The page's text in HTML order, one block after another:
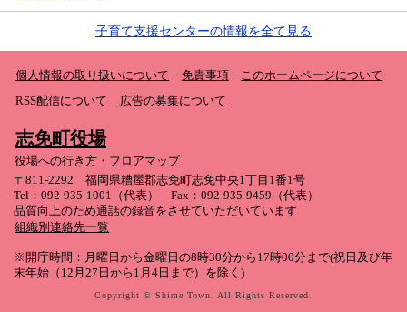
子育て支援センターの情報を全て見る
個人情報の取り扱いについて 免責事項
このホームページについて
RSS配信について
広告の募集について
志免町役場
役場への行き方・フロアマップ
〒811-2292 福岡県糟屋郡志免町志免中央1丁目1番1号
Tel：092-935-1001（代表） Fax：092-935-9459（代表）
品質向上のため通話の録音をさせていただいています
組織別連絡先一覧
※開庁時間：月曜日から金曜日の8時30分から17時00分まで(祝日及び年
末年始（12月27日から1月4日まで）を除く)
Copyright © Shime Town. All Rights Reserved.